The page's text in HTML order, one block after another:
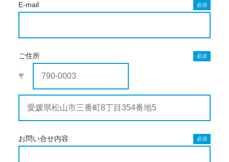
E-mail 必須
ご住所 必須
〒
お問い合せ内容 必須